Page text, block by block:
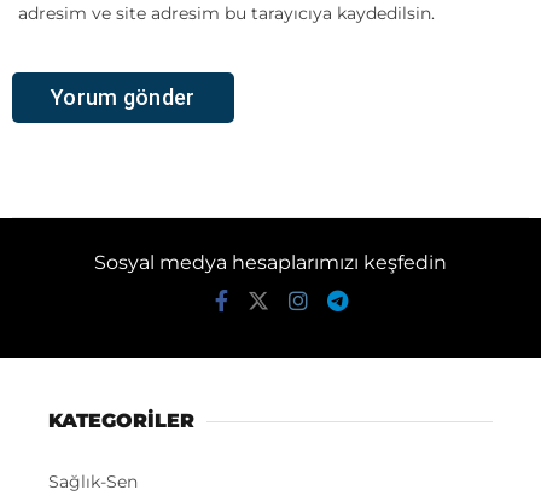
adresim ve site adresim bu tarayıcıya kaydedilsin.
Sosyal medya hesaplarımızı keşfedin
KATEGORİLER
Sağlık-Sen